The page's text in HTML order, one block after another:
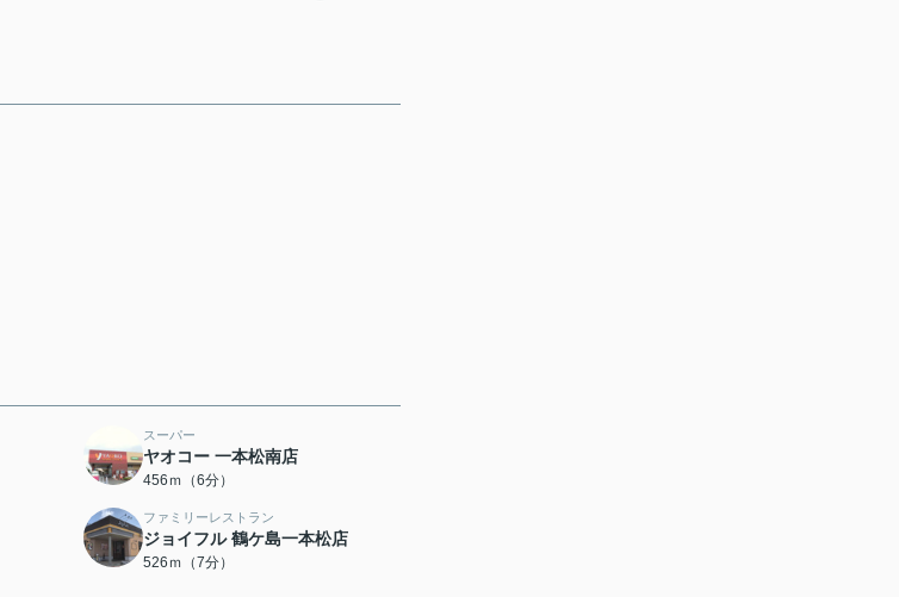
スーパー
ヤオコー 一本松南店
456ｍ（6分）
ファミリーレストラン
ジョイフル 鶴ケ島一本松店
526ｍ（7分）